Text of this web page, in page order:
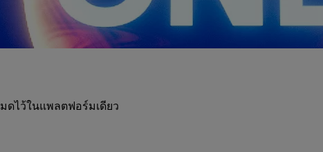
ดไว้ในแพลตฟอร์มเดียว